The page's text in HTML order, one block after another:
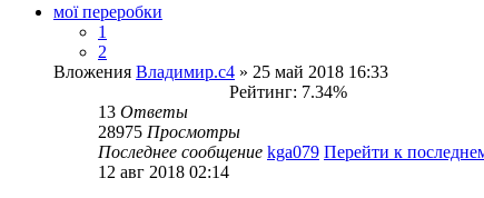
мої переробки
1
2
Вложения Владимир.с4 » 25 май 2018 16:33
Рейтинг: 7.34%
13 Ответы
28975 Просмотры
Последнее сообщение kga079 Перейти к
12 авг 2018 02:14